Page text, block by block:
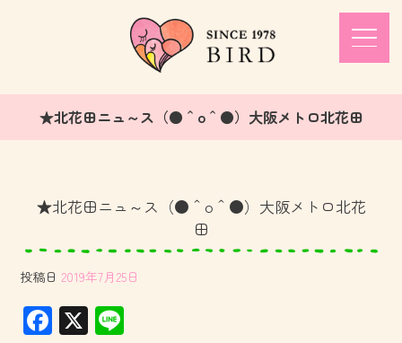
★北花田ニュ～ス（●＾o＾●）大阪メトロ北花田
★北花田ニュ～ス（●＾o＾●）大阪メトロ北花
田
投稿日 2019年7月25日
F X